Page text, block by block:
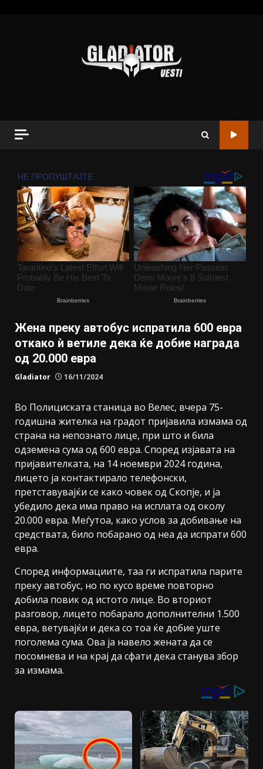
Жена преку автобус испратила 600 евра
откако ѝ ветиле дека ќе добие награда
од 20.000 евра
Gladiator 16/11/2024
Во Полициската станица во Велес, вчера 75-
годишна жителка на градот пријавила измама од
страна на непознато лице, при што и била
одземена сума од 600 евра. Според изјавата на
пријавителката, на 14 ноември 2024 година,
лицето ја контактирало телефонски,
претставувајќи се како човек од Скопје, и ја
убедило дека има право на исплата од околу
20.000 евра. Меѓутоа, како услов за добивање на
средствата, било побарано од неа да испрати 600
евра.
Според информациите, таа ги испратила парите
преку автобус, но по кусо време повторно
добила повик од истото лице. Во вториот
разговор, лицето побарало дополнителни 1.500
евра, ветувајќи и дека со тоа ќе добие уште
поголема сума. Ова ја навело жената да се
посомнева и на крај да сфати дека станува збор
за измама.